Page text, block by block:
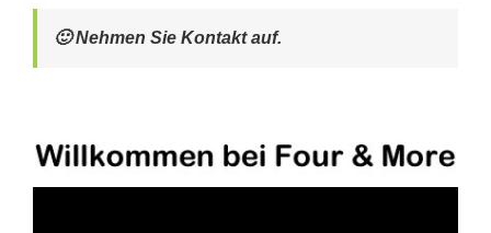
🙂 Nehmen Sie Kontakt auf.